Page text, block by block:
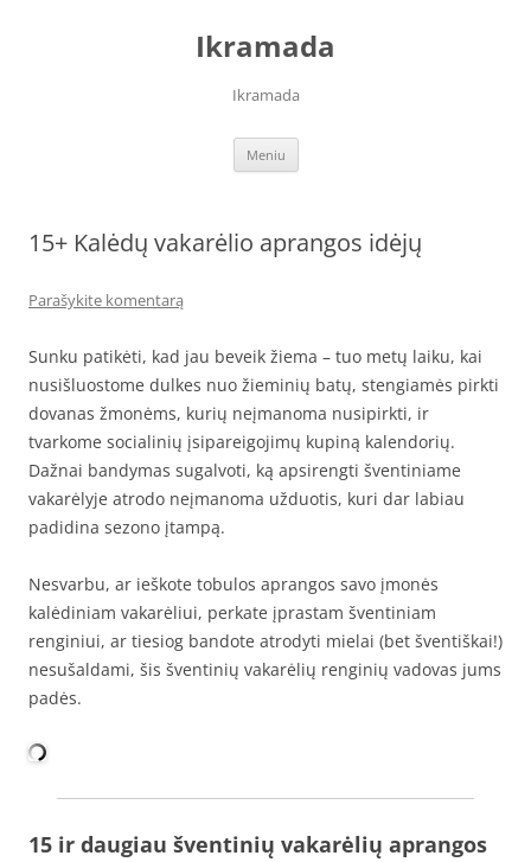
Ikramada
Ikramada
Meniu
15+ Kalėdų vakarėlio aprangos idėjų
Parašykite komentarą
Sunku patikėti, kad jau beveik žiema – tuo metų laiku, kai
nusišluostome dulkes nuo žieminių batų, stengiamės pirkti
dovanas žmonėms, kurių neįmanoma nusipirkti, ir
tvarkome socialinių įsipareigojimų kupiną kalendorių.
Dažnai bandymas sugalvoti, ką apsirengti šventiniame
vakarėlyje atrodo neįmanoma užduotis, kuri dar labiau
padidina sezono įtampą.
Nesvarbu, ar ieškote tobulos aprangos savo įmonės
kalėdiniam vakarėliui, perkate įprastam šventiniam
renginiui, ar tiesiog bandote atrodyti mielai (bet šventiškai!)
nesušaldami, šis šventinių vakarėlių renginių vadovas jums
padės.
15 ir daugiau šventinių vakarėlių aprangos